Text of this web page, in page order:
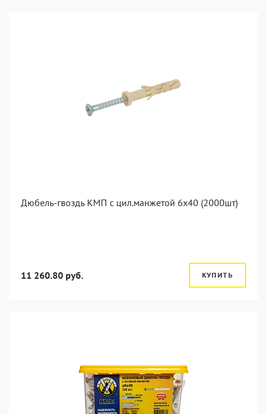
Дюбель-гвоздь КМП с цил.манжетой 6x40 (2000шт)
11 260.80 руб. КУПИТЬ